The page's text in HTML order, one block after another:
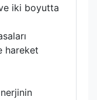
iki boyutta
hareket